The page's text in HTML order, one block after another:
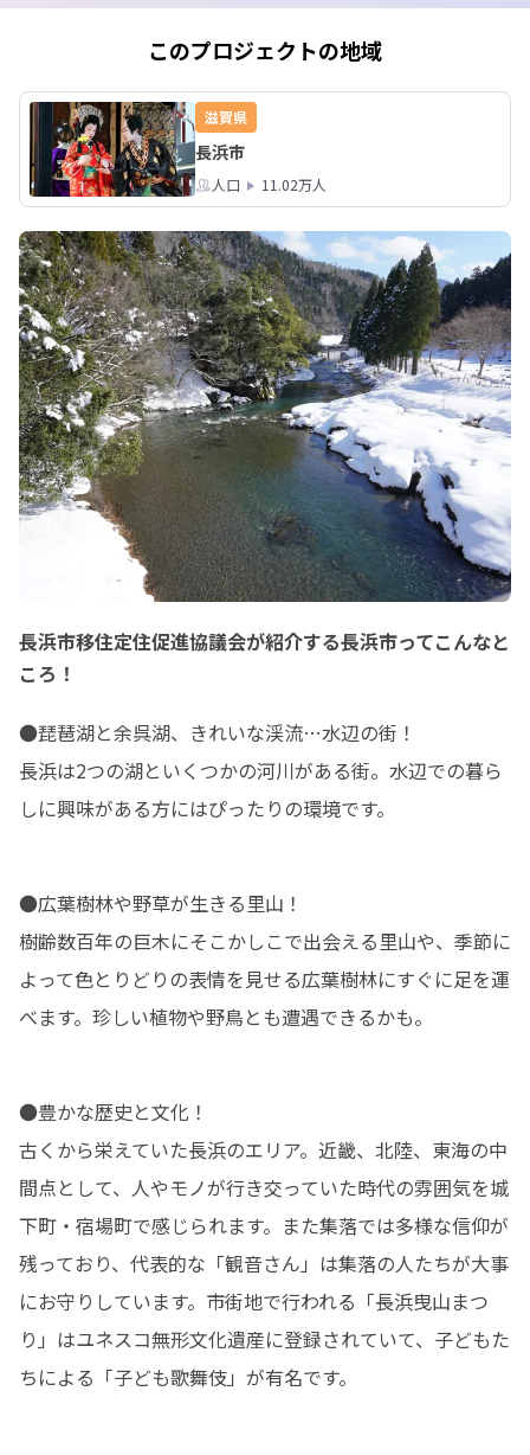
棚に対しては使いません。
いやしかし立派な水屋ですね。風情が
あります。
みなさんと一緒に見られるのが楽しみ
です。
このプロジェクトの地域
滋賀県
長浜市
人口 11.02万人
長浜市移住定住促進協議会が紹介する長浜市ってこんなと
ころ！
●琵琶湖と余呉湖、きれいな渓流…水辺の街！
長浜は2つの湖といくつかの河川がある街。水辺での暮ら
しに興味がある方にはぴったりの環境です。
●広葉樹林や野草が生きる里山！
樹齢数百年の巨木にそこかしこで出会える里山や、季節に
よって色とりどりの表情を見せる広葉樹林にすぐに足を運
べます。珍しい植物や野鳥とも遭遇できるかも。
●豊かな歴史と文化！
古くから栄えていた長浜のエリア。近畿、北陸、東海の中
間点として、人やモノが行き交っていた時代の雰囲気を城
下町・宿場町で感じられます。また集落では多様な信仰が
残っており、代表的な「観音さん」は集落の人たちが大事
にお守りしています。市街地で行われる「長浜曳山まつ
り」はユネスコ無形文化遺産に登録されていて、子どもた
ちによる「子ども歌舞伎」が有名です。